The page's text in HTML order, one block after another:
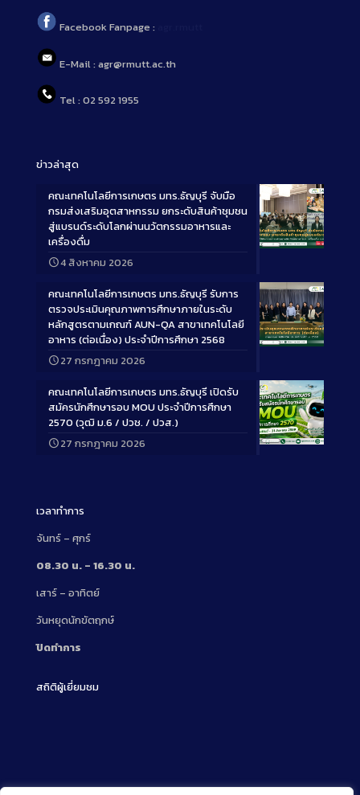
Facebook Fanpage :
E-Mail : agr@rmutt.ac.th
Tel : 02 592 1955
ข่าวล่าสุด
Long
คณะเทคโนโลยีการเกษตร มทร.ธัญบุรี จับมือ
กรมส่งเสริมอุตสาหกรรม ยกระดับสินค้าชุมชน
สู่แบรนด์ระดับโลกผ่านนวัตกรรมอาหารและ
เครื่องดื่ม
4 สิงหาคม 2026
Long
คณะเทคโนโลยีการเกษตร มทร.ธัญบุรี รับการ
ตรวจประเมินคุณภาพการศึกษาภายในระดับ
หลักสูตรตามเกณฑ์ AUN-QA สาขาเทคโนโลยี
อาหาร (ต่อเนื่อง) ประจำปีการศึกษา 2568
27 กรกฎาคม 2026
Long
คณะเทคโนโลยีการเกษตร มทร.ธัญบุรี เปิดรับ
สมัครนักศึกษารอบ MOU ประจำปีการศึกษา
2570 (วุฒิ ม.6 / ปวช. / ปวส.)
27 กรกฎาคม 2026
เวลาทำการ
จันทร์ – ศุกร์
08.30 น. – 16.30 น.
เสาร์ – อาทิตย์
วันหยุดนักขัตฤกษ์
ปิดทำการ
สถิติผู้เยี่ยมชม